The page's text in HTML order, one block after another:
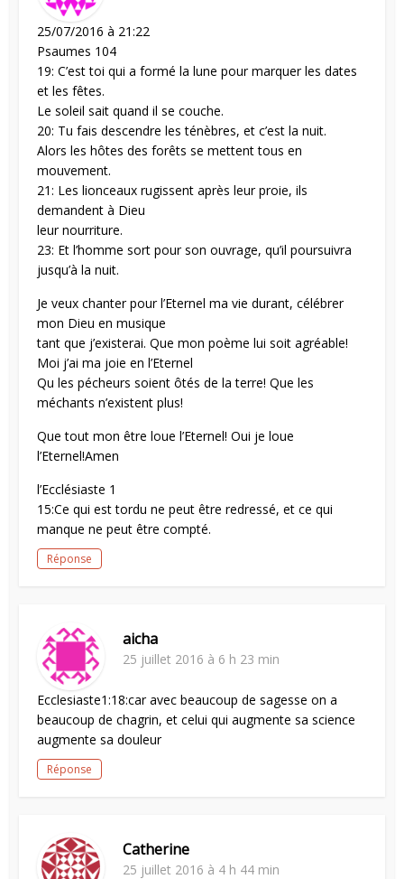
25/07/2016 à 21:22
Psaumes 104
19: C’est toi qui a formé la lune pour marquer les dates
et les fêtes.
Le soleil sait quand il se couche.
20: Tu fais descendre les ténèbres, et c’est la nuit.
Alors les hôtes des forêts se mettent tous en
mouvement.
21: Les lionceaux rugissent après leur proie, ils
demandent à Dieu
leur nourriture.
23: Et l’homme sort pour son ouvrage, qu’il poursuivra
jusqu’à la nuit.
Je veux chanter pour l’Eternel ma vie durant, célébrer
mon Dieu en musique
tant que j’existerai. Que mon poème lui soit agréable!
Moi j’ai ma joie en l’Eternel
Qu les pécheurs soient ôtés de la terre! Que les
méchants n’existent plus!
Que tout mon être loue l’Eternel! Oui je loue
l’Eternel!Amen
l’Ecclésiaste 1
15:Ce qui est tordu ne peut être redressé, et ce qui
manque ne peut être compté.
Réponse
aicha
25 juillet 2016 à 6 h 23 min
Ecclesiaste1:18:car avec beaucoup de sagesse on a
beaucoup de chagrin, et celui qui augmente sa science
augmente sa douleur
Réponse
Catherine
25 juillet 2016 à 4 h 44 min